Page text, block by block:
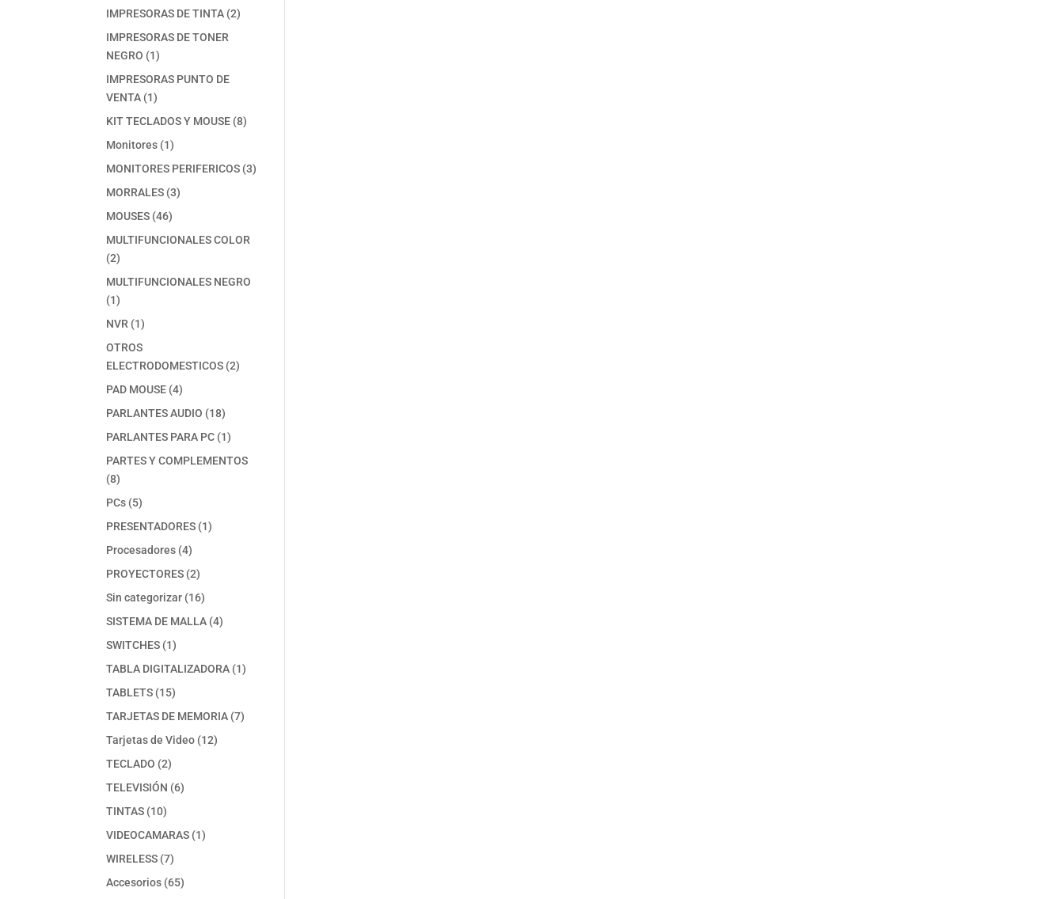
producto
IMPRESORAS DE TINTA 22
IMPRESORAS DE TONER
NEGRO
11
producto
IMPRESORAS PUNTO DE
VENTA 11
producto
KIT TECLADOS Y MOUSE 88
Monitores 11
producto
MONITORES PERIFERICOS 33
MORRALES 33
MOUSES 4646
productos
MULTIFUNCIONALES COLOR
22
productos
MULTIFUNCIONALES NEGRO
11
producto
NVR 11
producto
OTROS
ELECTRODOMESTICOS 22
PAD MOUSE 44
productos
PARLANTES AUDIO 1818
productos
PARLANTES PARA PC 11
producto
PARTES Y COMPLEMENTOS
88
productos
PCs 55
productos
PRESENTADORES 11
Procesadores 44
productos
PROYECTORES 22
productos
Sin categorizar 1616
productos
SISTEMA DE MALLA 44
SWITCHES 11
producto
TABLA DIGITALIZADORA 11
TABLETS 1515
productos
TARJETAS DE MEMORIA 77
Tarjetas de Video 1212
TECLADO 22
productos
TELEVISIÓN 66
TINTAS 1010
productos
VIDEOCAMARAS 11
WIRELESS 77
productos
Accesorios 6565